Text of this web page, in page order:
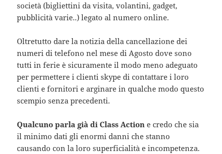
società (bigliettini da visita, volantini, gadget,
pubblicità varie..) legato al numero online.
Oltretutto dare la notizia della cancellazione dei
numeri di telefono nel mese di Agosto dove sono
tutti in ferie è sicuramente il modo meno adeguato
per permettere i clienti skype di contattare i loro
clienti e fornitori e arginare in qualche modo questo
scempio senza precedenti.
Qualcuno parla già di Class Action e credo che sia
il minimo dati gli enormi danni che stanno
causando con la loro superficialità e incompetenza.